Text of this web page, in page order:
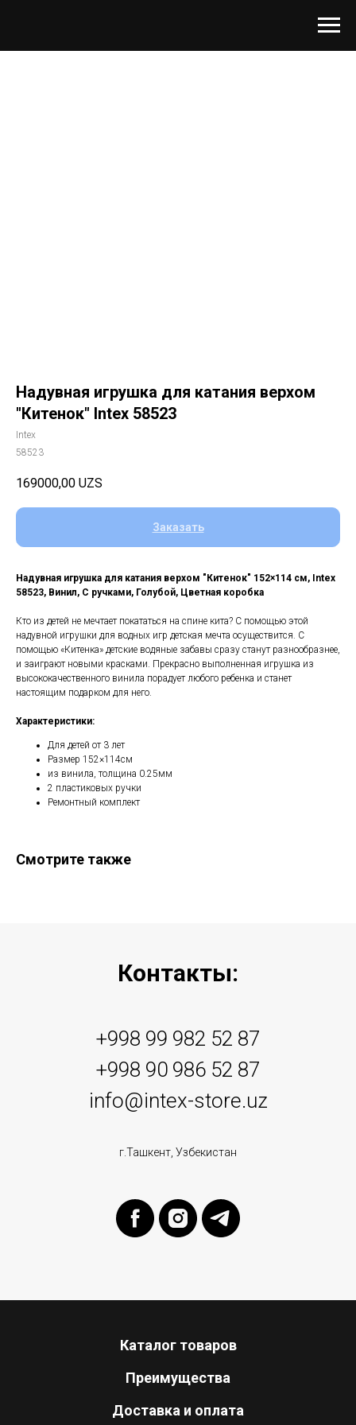
Надувная игрушка для катания верхом
"Китенок" Intex 58523
Intex
58523
169000,00 UZS
Заказать
Надувная игрушка для катания верхом "Китенок" 152×114 см, Intex
58523, Винил, С ручками, Голубой, Цветная коробка
Кто из детей не мечтает покататься на спине кита? С помощью этой
надувной игрушки для водных игр детская мечта осуществится. С
помощью «Китенка» детские водяные забавы сразу станут разнообразнее,
и заиграют новыми красками. Прекрасно выполненная игрушка из
высококачественного винила порадует любого ребенка и станет
настоящим подарком для него.
Характеристики:
Для детей от 3 лет
Размер 152×114см
из винила, толщина 0.25мм
2 пластиковых ручки
Ремонтный комплект
Смотрите также
Контакты:
+998 99 982 52 87
+998 90 986 52 87
info@intex-store.uz
г.Ташкент, Узбекистан
Каталог товаров
Преимущества
Доставка и оплата